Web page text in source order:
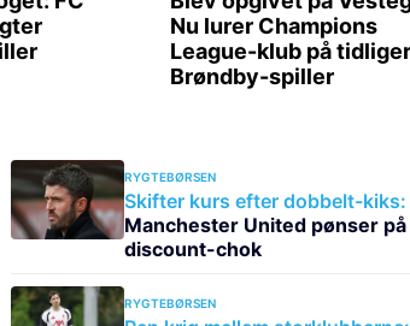
RYGTEBØRSEN
Skifter kurs efter dobbelt-kiks:
Manchester United pønser på
discount-chok
RYGTEBØRSEN